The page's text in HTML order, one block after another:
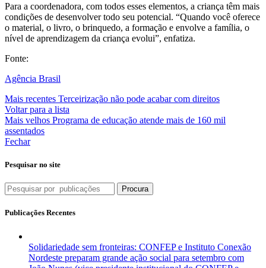
Para a coordenadora, com todos esses elementos, a criança têm mais
condições de desenvolver todo seu potencial. “Quando você oferece
o material, o livro, o brinquedo, a formação e envolve a família, o
nível de aprendizagem da criança evolui”, enfatiza.
Fonte:
Agência Brasil
Mais recentes Terceirização não pode acabar com direitos
Voltar para a lista
Mais velhos Programa de educação atende mais de 160 mil
assentados
Fechar
Pesquisar no site
Procura
Publicações Recentes
Solidariedade sem fronteiras: CONFEP e Instituto Conexão
Nordeste preparam grande ação social para setembro com